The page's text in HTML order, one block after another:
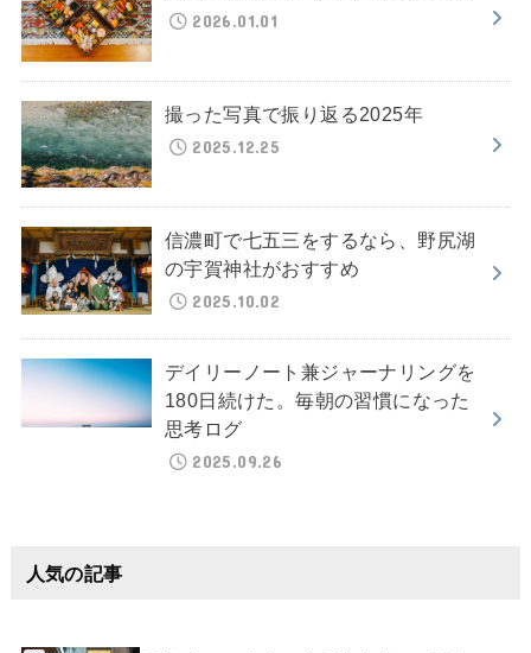
2026.01.01
撮った写真で振り返る2025年
2025.12.25
信濃町で七五三をするなら、野尻湖
の宇賀神社がおすすめ
2025.10.02
デイリーノート兼ジャーナリングを
180日続けた。毎朝の習慣になった
思考ログ
2025.09.26
人気の記事